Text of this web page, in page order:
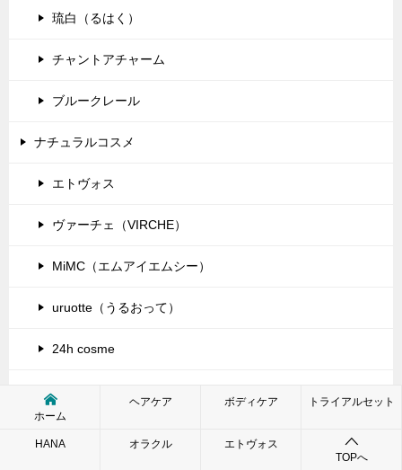
琉白（るはく）
チャントアチャーム
ブルークレール
ナチュラルコスメ
エトヴォス
ヴァーチェ（VIRCHE）
MiMC（エムアイエムシー）
uruotte（うるおって）
24h cosme
ホーム
ヘアケア ボディケア トライアルセット
HANA オラクル
エトヴォス
TOPへ